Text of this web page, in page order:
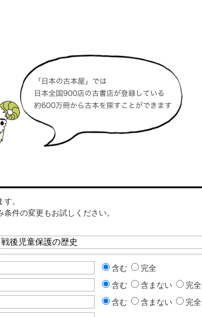
。
件の変更もお試しください。
含む
完全
含む 含まない
完全
含む 含まない
完全